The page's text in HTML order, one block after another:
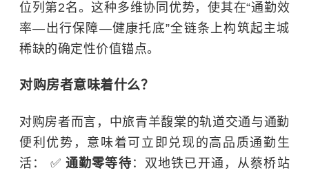
位列第2名。这种多维协同优势，使其在“通勤效
率—出行保障—健康托底”全链条上构筑起主城
稀缺的确定性价值锚点。
对购房者意味着什么？
对购房者而言，中旅青羊馥棠的轨道交通与通勤
便利优势，意味着可立即兑现的高品质通勤生
活： ✅ 通勤零等待 ：双地铁已开通，从蔡桥站